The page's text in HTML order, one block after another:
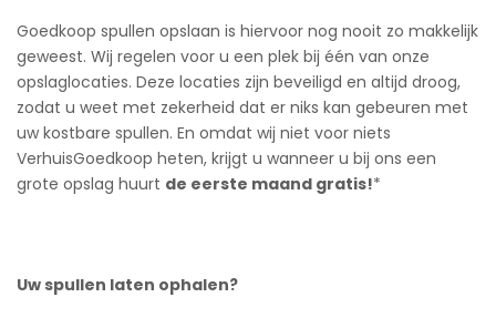
Goedkoop spullen opslaan is hiervoor nog nooit zo makkelijk
geweest. Wij regelen voor u een plek bij één van onze
opslaglocaties. Deze locaties zijn beveiligd en altijd droog,
zodat u weet met zekerheid dat er niks kan gebeuren met
uw kostbare spullen. En omdat wij niet voor niets
VerhuisGoedkoop heten, krijgt u wanneer u bij ons een
grote opslag huurt de eerste maand gratis!*
Uw spullen laten ophalen?